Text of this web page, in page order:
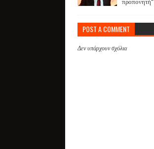
προπονητή"
POST A COMMENT
Δεν υπάρχουν σχόλια